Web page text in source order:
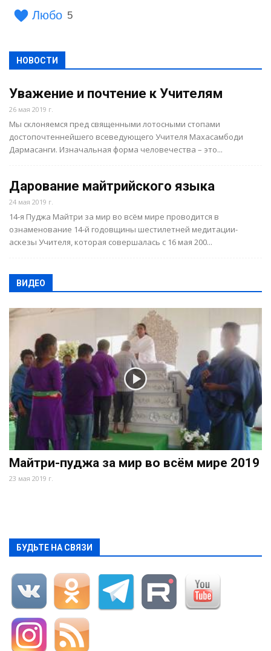
Любо 5
НОВОСТИ
Уважение и почтение к Учителям
26 мая 2019 г.
Мы склоняемся пред священными лотосными стопами
достопочтеннейшего всеведующего Учителя Махасамбоди
Дармасанги. Изначальная форма человечества – это...
Дарование майтрийского языка
24 мая 2019 г.
14-я Пуджа Майтри за мир во всём мире проводится в
ознаменование 14-й годовщины шестилетней медитации-
аскезы Учителя, которая совершалась с 16 мая 200...
ВИДЕО
Майтри-пуджа за мир во всём мире 2019
23 мая 2019 г.
БУДЬТЕ НА СВЯЗИ